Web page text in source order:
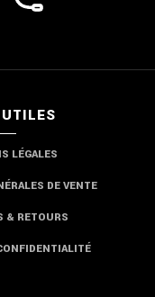
LÉGALES
DE VENTE
& RETOURS